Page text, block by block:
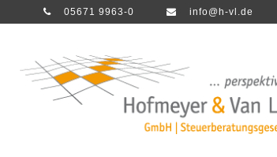
05671 9963-0 info@h-vl.de